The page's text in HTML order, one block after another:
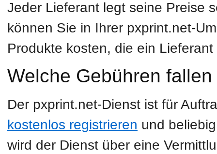
Jeder Lieferant legt seine Preise
können Sie in Ihrer pxprint.net-
Produkte kosten, die ein
Welche Gebühren
Der pxprint.net-Dienst ist für
kostenlos registrieren und
wird der Dienst über eine